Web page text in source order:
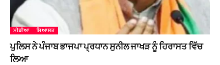
ਮੀਡੀਆ ਸਿਆਸਤ
ਪੁਲਿਸ ਨੇ ਪੰਜਾਬ ਭਾਜਪਾ ਪ੍ਰਧਾਨ ਸੁਨੀਲ ਜਾਖੜ ਨੂੰ ਹਿਰਾਸਤ ਵਿੱਚ
ਲਿਆ